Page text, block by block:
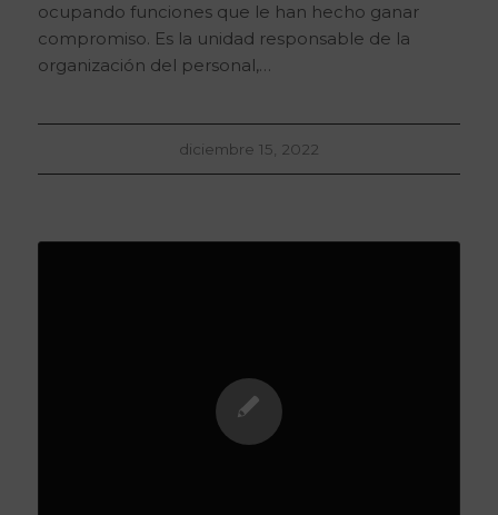
ocupando funciones que le han hecho ganar
compromiso. Es la unidad responsable de la
organización del personal,…
diciembre 15, 2022